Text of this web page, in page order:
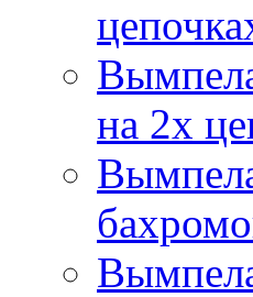
на 2х